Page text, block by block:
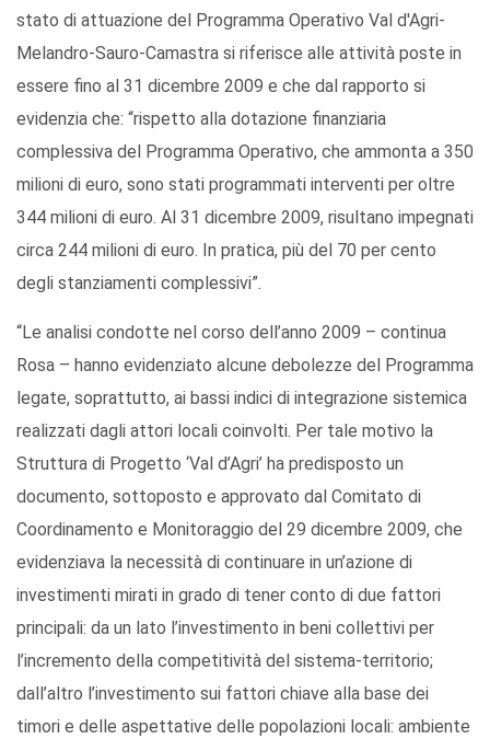
stato di attuazione del Programma Operativo Val d'Agri-
Melandro-Sauro-Camastra si riferisce alle attività poste in
essere fino al 31 dicembre 2009 e che dal rapporto si
evidenzia che: “rispetto alla dotazione finanziaria
complessiva del Programma Operativo, che ammonta a 350
milioni di euro, sono stati programmati interventi per oltre
344 milioni di euro. Al 31 dicembre 2009, risultano impegnati
circa 244 milioni di euro. In pratica, più del 70 per cento
degli stanziamenti complessivi”.
“Le analisi condotte nel corso dell’anno 2009 – continua
Rosa – hanno evidenziato alcune debolezze del Programma
legate, soprattutto, ai bassi indici di integrazione sistemica
realizzati dagli attori locali coinvolti. Per tale motivo la
Struttura di Progetto ‘Val d’Agri’ ha predisposto un
documento, sottoposto e approvato dal Comitato di
Coordinamento e Monitoraggio del 29 dicembre 2009, che
evidenziava la necessità di continuare in un’azione di
investimenti mirati in grado di tener conto di due fattori
principali: da un lato l’investimento in beni collettivi per
l’incremento della competitività del sistema-territorio;
dall’altro l’investimento sui fattori chiave alla base dei
timori e delle aspettative delle popolazioni locali: ambiente